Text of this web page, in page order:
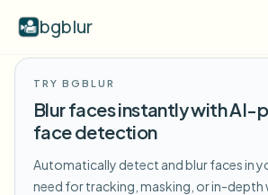
bgblur
TRY BGBLUR
Blur faces instantly with AI-
face detection
Automatically detect and blur faces in
need for tracking, masking, or in-